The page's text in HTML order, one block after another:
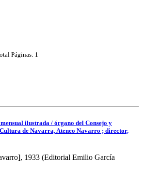
Páginas: 1
ilustrada / órgano del Consejo y
de Navarra, Ateneo Navarro ; director,
1933 (Editorial Emilio García